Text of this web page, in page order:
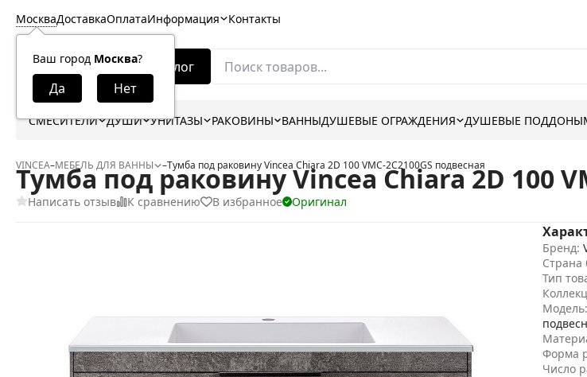
Москва
Ваш город Москва?
ДоставкаОплатаИнформация Контакты
Каталог
СМЕСИТЕЛИ ДУШИ УНИТАЗЫ РАКОВИНЫ ВАННЫДУШЕВЫЕ ОГРАЖДЕНИЯ ДУШЕВЫЕ ПОДДОНЫ
VINCEA–МЕБЕЛЬ ДЛЯ ВАННЫ –Тумба под раковину Vincea Chiara 2D 100 VMC-2C2100GS подвесная
Тумба под раковину Vincea Chiara 2D 100
Написать отзыв К сравнению В избранное Оригинал
Бренд:
Страна
Тип
Модель:
Форма
Число